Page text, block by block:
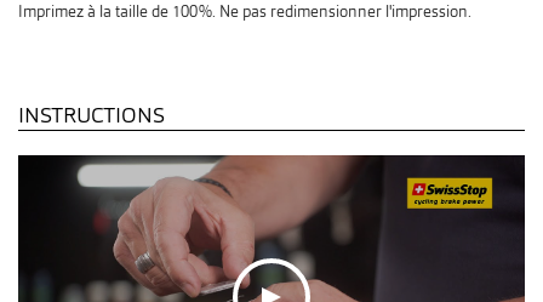
Imprimez à la taille de 100%. Ne pas redimensionner l'impression.
INSTRUCTIONS